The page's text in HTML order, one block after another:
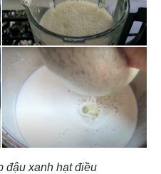
đậu xanh hạt điều